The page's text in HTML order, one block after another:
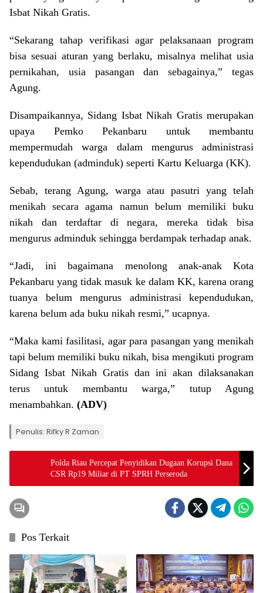
Isbat Nikah Gratis.
“Sekarang tahap verifikasi agar pelaksanaan program
bisa sesuai aturan yang berlaku, misalnya melihat usia
pernikahan, usia pasangan dan sebagainya,” tegas
Agung.
Disampaikannya, Sidang Isbat Nikah Gratis merupakan
upaya Pemko Pekanbaru untuk membantu
mempermudah warga dalam mengurus administrasi
kependudukan (adminduk) seperti Kartu Keluarga (KK).
Sebab, terang Agung, warga atau pasutri yang telah
menikah secara agama namun belum memiliki buku
nikah dan terdaftar di negara, mereka tidak bisa
mengurus adminduk sehingga berdampak terhadap anak.
“Jadi, ini bagaimana menolong anak-anak Kota
Pekanbaru yang tidak masuk ke dalam KK, karena orang
tuanya belum mengurus administrasi kependudukan,
karena belum ada buku nikah resmi,” ucapnya.
“Maka kami fasilitasi, agar para pasangan yang menikah
tapi belum memiliki buku nikah, bisa mengikuti program
Sidang Isbat Nikah Gratis dan ini akan dilaksanakan
terus untuk membantu warga,” tutup Agung
menambahkan. (ADV)
Penulis: Rifky R Zaman
Polda Riau Percepat Penyidikan Dugaan Korupsi Dana
CSR Rp19 Miliar di PT SPRH Perseroda
Pos Terkait